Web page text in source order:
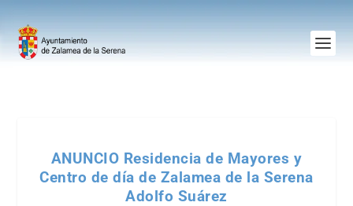
ANUNCIO Residencia de Mayores y
Centro de día de Zalamea de la Serena
Adolfo Suárez